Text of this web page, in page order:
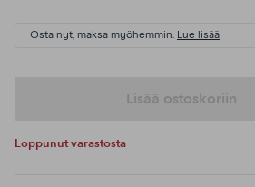
Osta nyt, maksa myöhemmin. Lue lisää
Lisää ostoskoriin
Loppunut varastosta